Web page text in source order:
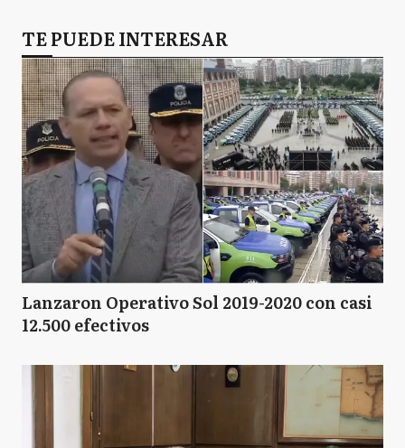
TE PUEDE INTERESAR
Lanzaron Operativo Sol 2019-2020 con casi
12.500 efectivos